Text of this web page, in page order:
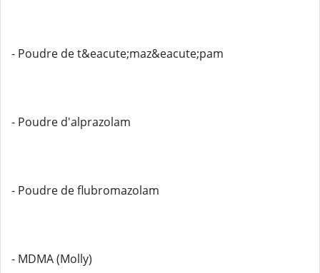
- Poudre de t&eacute;maz&eacute;pam
- Poudre d'alprazolam
- Poudre de flubromazolam
- MDMA (Molly)